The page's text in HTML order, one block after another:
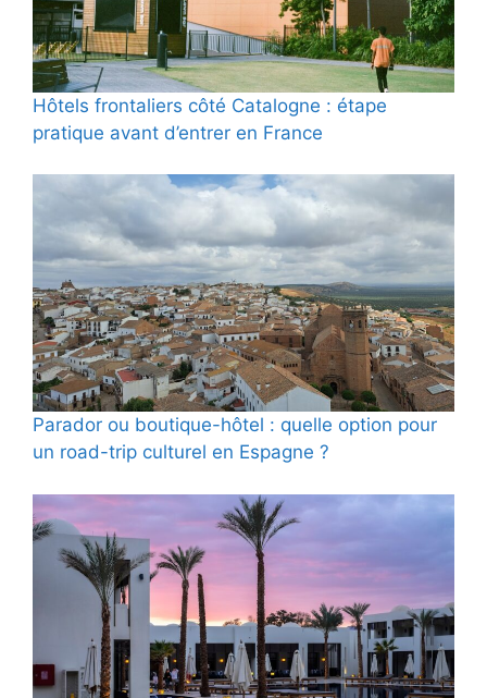
Hôtels frontaliers côté Catalogne : étape
pratique avant d’entrer en France
Parador ou boutique-hôtel : quelle option pour
un road-trip culturel en Espagne ?